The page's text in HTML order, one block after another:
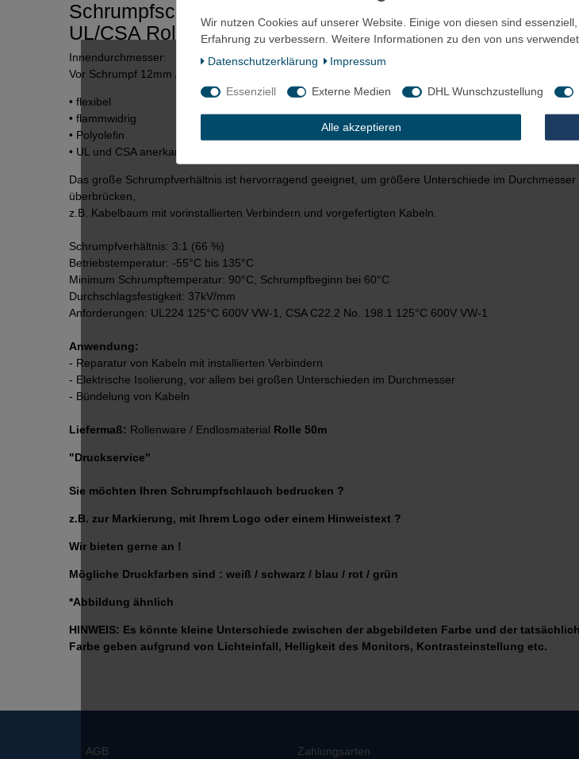
Schrumpfschlauch Größe 12mm Schrumpfrate 3:1 mit
UL/CSA Rolle
Innendurchmesser:
Vor Schrumpf 12mm / Nach Schrumpf 4mm / Wandstärke 0,85mm
• flexibel
• flammwidrig
• Polyolefin
• UL und CSA anerkannt
Das große Schrumpfverhältnis ist hervorragend geeignet, um größere Unterschiede im Durchmesser
überbrücken,
z.B. Kabelbaum mit vorinstallierten Verbindern und vorgefertigten Kabeln.
Schrumpfverhältnis: 3:1 (66 %)
Betriebstemperatur: -55°C bis 135°C
Minimum Schrumpftemperatur: 90°C, Schrumpfbeginn bei 60°C
Durchschlagsfestigkeit: 37kV/mm
Anforderungen: UL224 125°C 600V VW-1, CSA C22.2 No. 198.1 125°C 600V VW-1
Anwendung:
- Reparatur von Kabeln mit installierten Verbindern
- Elektrische Isolierung, vor allem bei großen Unterschieden im Durchmesser
- Bündelung von Kabeln
Liefermaß: Rollenware / Endlosmaterial Rolle 50m
"Druckservice"
Sie möchten Ihren Schrumpfschlauch bedrucken ?
z.B. zur Markierung, mit Ihrem Logo oder einem Hinweistext ?
Wir bieten gerne an !
Mögliche Druckfarben sind : weiß / schwarz / blau / rot / grün
*Abbildung ähnlich
HINWEIS: Es könnte kleine Unterschiede zwischen der abgebildeten Farbe und der
Farbe geben aufgrund von Lichteinfall, Helligkeit des Monitors, Kontrasteinstellung etc.
AGB Zahlungsarten
Wir nutzen Cookies auf unserer Website. Einige von diesen sind
Erfahrung zu verbessern. Weitere Informationen zu den von uns
Daten­schutz­erklärung
Impressum
Essenziell Externe Medien DHL Wunschzustellung
Alle akzeptieren